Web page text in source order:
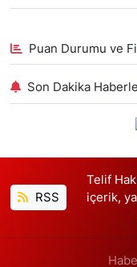
Puan Durumu ve
Son Dakika
RSS
Telif
içerik,